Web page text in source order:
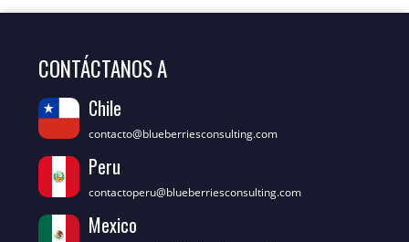
CONTÁCTANOS A
Chile
contacto@blueberriesconsulting.com
Peru
contactoperu@blueberriesconsulting.com
Mexico